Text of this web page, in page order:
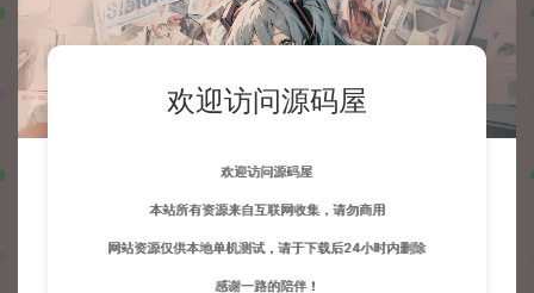
欢迎访问源码屋
欢迎访问源码屋
本站所有资源来自互联网收集，请勿商用
网站资源仅供本地单机测试，请于下载后24小时内删除
感谢一路的陪伴！